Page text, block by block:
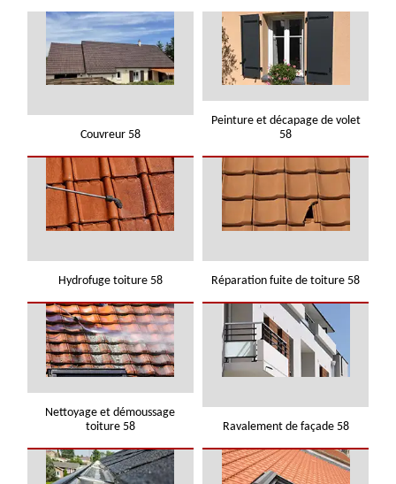
Couvreur 58
Peinture et décapage de volet
58
Hydrofuge toiture 58 Réparation fuite de toiture 58
Nettoyage et démoussage
toiture 58
Ravalement de façade 58